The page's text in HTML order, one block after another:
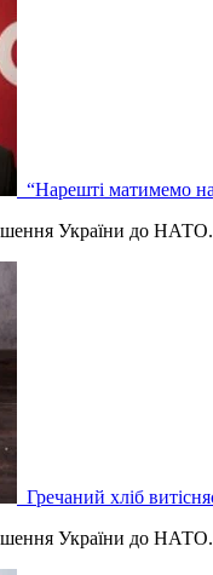
“Нарешті матимемо
України до НАТО.
Гречаний хліб
України до НАТО.